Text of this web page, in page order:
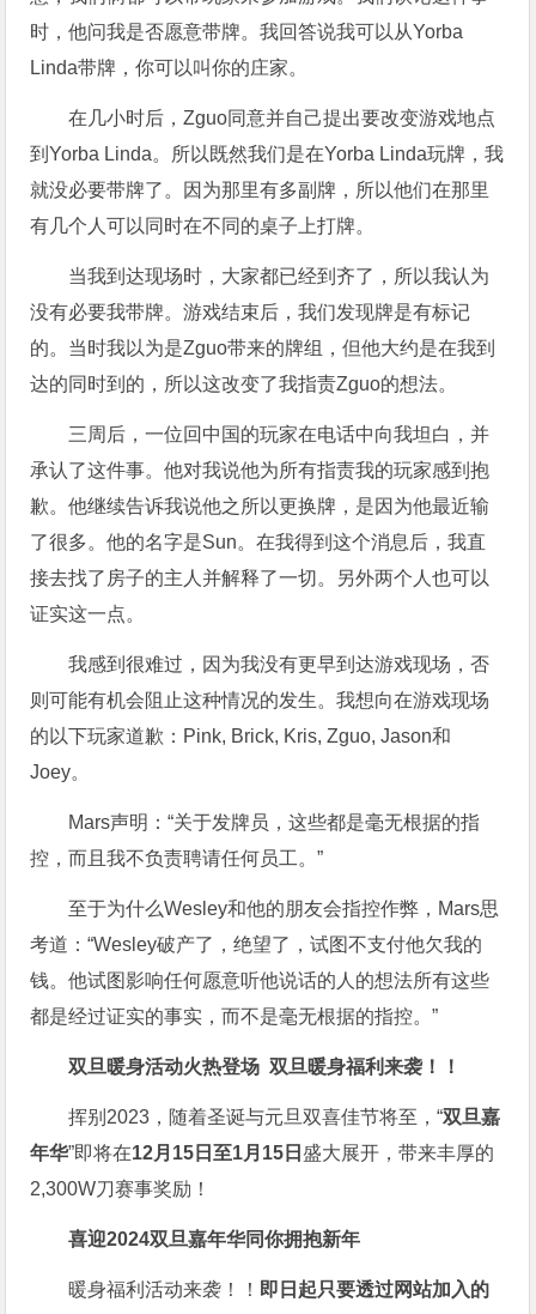
时，他问我是否愿意带牌。我回答说我可以从Yorba
Linda带牌，你可以叫你的庄家。
在几小时后，Zguo同意并自己提出要改变游戏地点
到Yorba Linda。所以既然我们是在Yorba Linda玩牌，我
就没必要带牌了。因为那里有多副牌，所以他们在那里
有几个人可以同时在不同的桌子上打牌。
当我到达现场时，大家都已经到齐了，所以我认为
没有必要我带牌。游戏结束后，我们发现牌是有标记
的。当时我以为是Zguo带来的牌组，但他大约是在我到
达的同时到的，所以这改变了我指责Zguo的想法。
三周后，一位回中国的玩家在电话中向我坦白，并
承认了这件事。他对我说他为所有指责我的玩家感到抱
歉。他继续告诉我说他之所以更换牌，是因为他最近输
了很多。他的名字是Sun。在我得到这个消息后，我直
接去找了房子的主人并解释了一切。另外两个人也可以
证实这一点。
我感到很难过，因为我没有更早到达游戏现场，否
则可能有机会阻止这种情况的发生。我想向在游戏现场
的以下玩家道歉：Pink, Brick, Kris, Zguo, Jason和
Joey。
Mars声明：“关于发牌员，这些都是毫无根据的指
控，而且我不负责聘请任何员工。”
至于为什么Wesley和他的朋友会指控作弊，Mars思
考道：“Wesley破产了，绝望了，试图不支付他欠我的
钱。他试图影响任何愿意听他说话的人的想法所有这些
都是经过证实的事实，而不是毫无根据的指控。”
双旦暖身活动火热登场双旦暖身福利来袭！！
挥别2023，随着圣诞与元旦双喜佳节将至，“双旦嘉
年华”即将在12月15日至1月15日 盛大展开，带来丰厚的
2,300W刀赛事奖励！
喜迎2024双旦嘉年华同你拥抱新年
暖身福利活动来袭！！ 即日起只要透过网站加入的